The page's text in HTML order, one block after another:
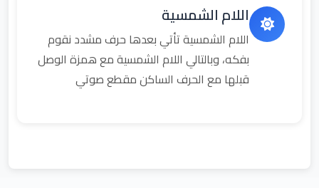
اللام الشمسية
اللام الشمسية تأتي بعدها حرف مشدد نقوم
بفكه، وبالتالي اللام الشمسية مع همزة الوصل
قبلها مع الحرف الساكن مقطع صوتي